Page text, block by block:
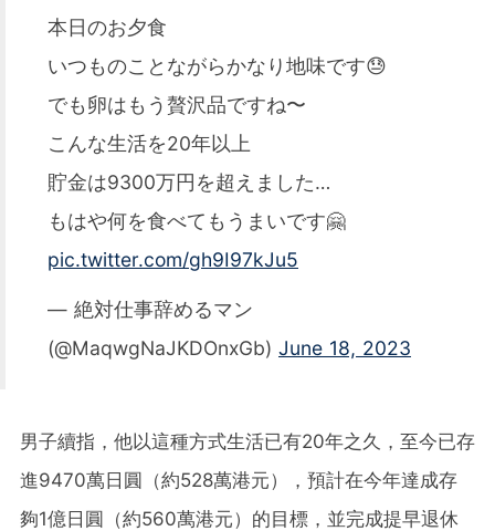
本日のお夕食
いつものことながらかなり地味です😓
でも卵はもう贅沢品ですね〜
こんな生活を20年以上
貯金は9300万円を超えました…
もはや何を食べてもうまいです🤗
pic.twitter.com/gh9I97kJu5
— 絶対仕事辞めるマン
(@MaqwgNaJKDOnxGb) June 18, 2023
男子續指，他以這種方式生活已有20年之久，至今已存
進9470萬日圓（約528萬港元），預計在今年達成存
夠1億日圓（約560萬港元）的目標，並完成提早退休